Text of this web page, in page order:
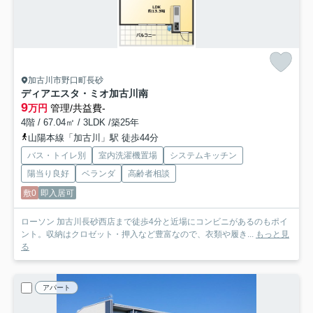
加古川市野口町長砂
ディアエスタ・ミオ加古川南
9万円 管理/共益費-
4階 / 67.04㎡ / 3LDK /築25年
山陽本線「加古川」駅 徒歩44分
バス・トイレ別 室内洗濯機置場
システムキッチン
陽当り良好
ベランダ
高齢者相談
敷0 即入居可
ローソン 加古川長砂西店まで徒歩4分と近場にコンビニがあるのもポイ
ント。収納はクロゼット・押入など豊富なので、衣類や履き... もっと見
る
アパート